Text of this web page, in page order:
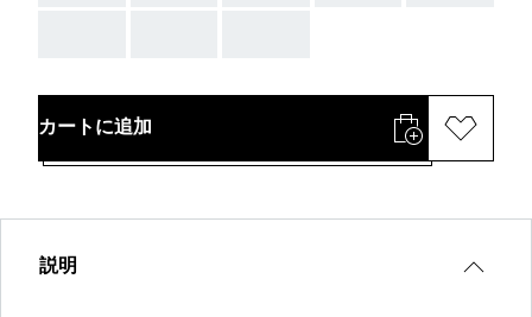
カートに追加
説明